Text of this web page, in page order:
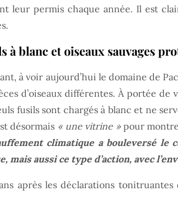
leur permis chaque année. Il est
à blanc et oiseaux sauvages
à voir aujourd’hui le domaine de
d’oiseaux différentes. À portée
fusils sont chargés à blanc et ne
désormais « une vitrine »pour
climatique a bouleversé le
mais aussi ce type d’action, avec
après les déclarations